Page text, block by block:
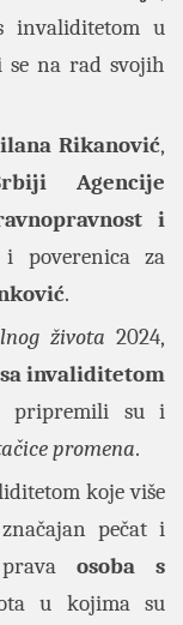
invaliditetom u
na rad svojih
Rikanović,
Agencije
i
poverenica za
.
života 2024,
invaliditetom
pripremili su i
promena.
koje više
pečat i
osoba s
u kojima su